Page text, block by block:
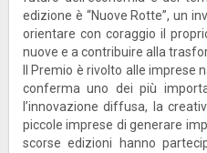
edizione è “Nuove Rotte”, un
orientare con coraggio il
nuove e a contribuire alla
Il Premio è rivolto alle imprese
conferma uno dei più
l’innovazione diffusa, la
piccole imprese di generare
scorse edizioni hanno